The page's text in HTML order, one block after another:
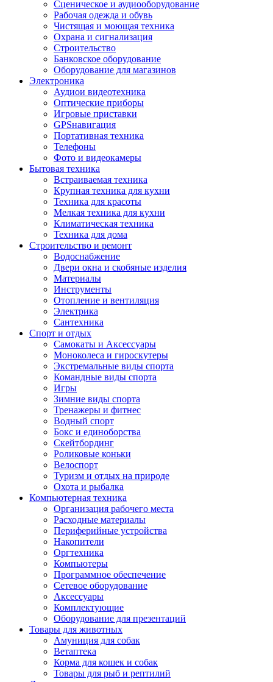
Сценическое и аудиооборудование
Рабочая одежда и обувь
Чистящая и моющая техника
Охрана и сигнализация
Строительство
Банковское оборудование
Оборудование для магазинов
Электроника
Аудиои видеотехника
Оптические приборы
Игровые приставки
GPSнавигация
Портативная техника
Телефоны
Фото и видеокамеры
Бытовая техника
Встраиваемая техника
Крупная техника для кухни
Техника для красоты
Мелкая техника для кухни
Климатическая техника
Техника для дома
Строительство и ремонт
Водоснабжение
Двери окна и скобяные изделия
Материалы
Инструменты
Отопление и вентиляция
Электрика
Сантехника
Спорт и отдых
Самокаты и Аксессуары
Моноколеса и гироскутеры
Экстремальные виды спорта
Командные виды спорта
Игры
Зимние виды спорта
Тренажеры и фитнес
Водный спорт
Бокс и единоборства
Скейтбординг
Роликовые коньки
Велоспорт
Туризм и отдых на природе
Охота и рыбалка
Компьютерная техника
Организация рабочего места
Расходные материалы
Периферийные устройства
Накопители
Оргтехника
Компьютеры
Программное обеспечение
Сетевое оборудование
Аксессуары
Комплектующие
Оборудование для презентаций
Товары для животных
Амуниция для собак
Ветаптека
Корма для кошек и собак
Товары для рыб и рептилий